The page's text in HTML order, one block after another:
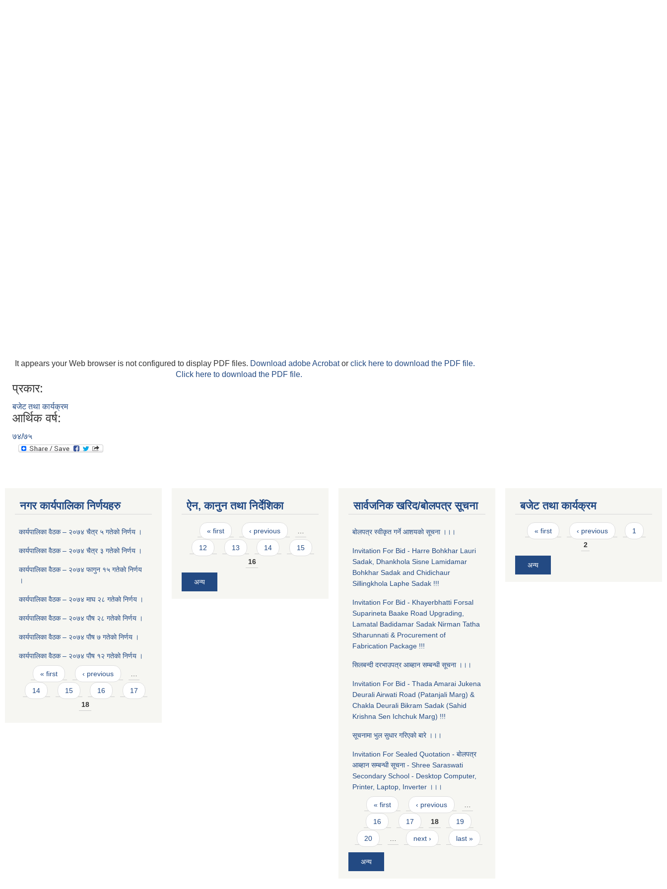
It appears your Web browser is not configured to display PDF files. Download adobe Acrobator click here to download the PDF file.
Click here to download the PDF file.
प्रकार:
बजेट तथा कार्यक्रम
आर्थिक वर्ष:
७४/७५
नगर कार्यपालिका निर्णयहरु
कार्यपालिका वैठक – २०७४ चैत्र ५ गतेकाे निर्णय ।
कार्यपालिका वैठक – २०७४ चैत्र ३ गतेकाे निर्णय ।
कार्यपालिका वैठक – २०७४ फागुन १५ गतेकाे निर्णय
।
कार्यपालिका वैठक – २०७४ माघ २८ गतेकाे निर्णय ।
कार्यपालिका वैठक – २०७४ पाैष २८ गतेकाे निर्णय ।
कार्यपालिका वैठक – २०७४ पाैष ७ गतेकाे निर्णय ।
कार्यपालिका वैठक – २०७४ पाैष १२ गतेकाे निर्णय ।
Pages
« first ‹ previous
14 15 16
17
18
ऐन, कानुन तथा निर्देशिका
Pages
« first ‹ previous
12 13 14
15
16
अन्य
सार्वजनिक खरिद/बोलपत्र सूचना
बाेलपत्र स्वीकृत गर्ने आशयकाे सूचना ।।।
Invitation For Bid - Harre Bohkhar Lauri
Sadak, Dhankhola Sisne Lamidamar
Bohkhar Sadak and Chidichaur
Sillingkhola Laphe Sadak !!!
Invitation For Bid - Khayerbhatti Forsal
Suparineta Baake Road Upgrading,
Lamatal Badidamar Sadak Nirman Tatha
Stharunnati & Procurement of
Fabrication Package !!!
सिलबन्दी दरभाउपत्र आब्हान सम्बन्धी सूचना ।।।
Invitation For Bid - Thada Amarai Jukena
Deurali Airwati Road (Patanjali Marg) &
Chakla Deurali Bikram Sadak (Sahid
Krishna Sen Ichchuk Marg) !!!
सूचनामा भुल सुधार गरिएकाे बारे ।।।
Invitation For Sealed Quotation - बाेलपत्र
आब्हान सम्बन्धी सूचना - Shree Saraswati
Secondary School - Desktop Computer,
Printer, Laptop, Inverter ।।।
Pages
« first ‹ previous
16 17 18 19
20 next › last »
अन्य
बजेट तथा कार्यक्रम
Pages
« first ‹ previous
1
2
अन्य